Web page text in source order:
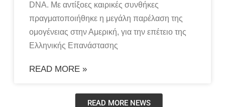
DNA. Με αντίξοες καιρικές συνθήκες
πραγματοποιήθηκε η μεγάλη παρέλαση της
ομογένειας στην Αμερική, για την επέτειο της
Ελληνικής Επανάστασης
READ MORE »
READ MORE NEWS